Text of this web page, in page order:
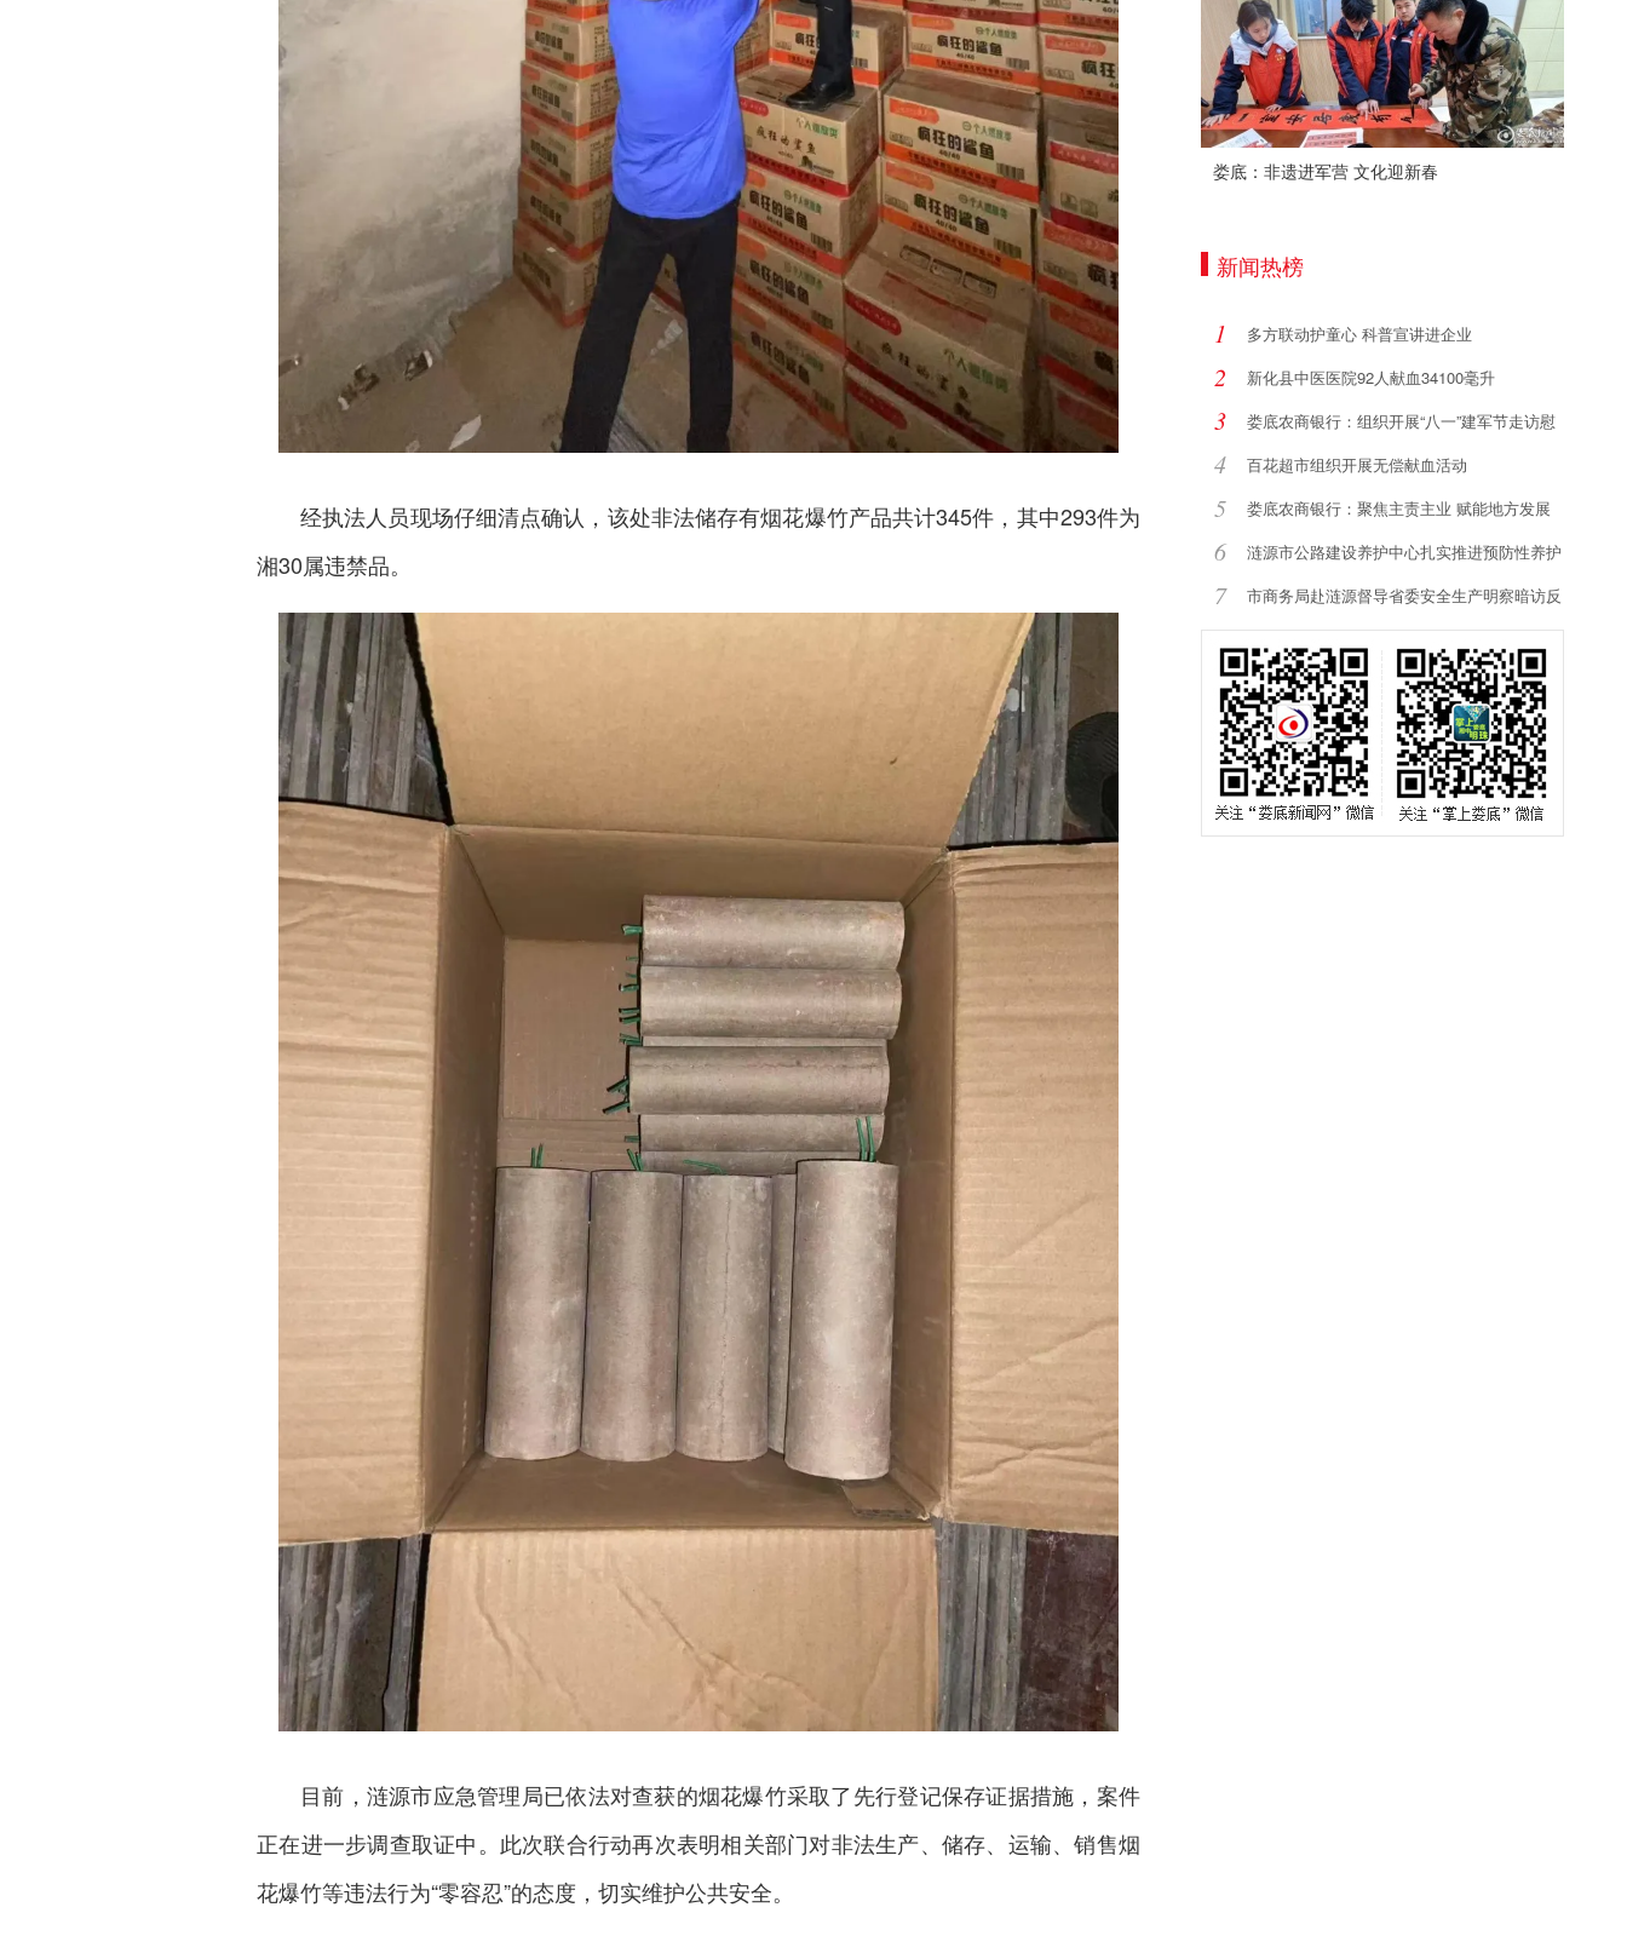
经执法人员现场仔细清点确认，该处非法储存有烟花爆竹产品共计345件，其中293件为
湘30属违禁品。
目前，涟源市应急管理局已依法对查获的烟花爆竹采取了先行登记保存证据措施，案件
正在进一步调查取证中。此次联合行动再次表明相关部门对非法生产、储存、运输、销售烟
花爆竹等违法行为“零容忍”的态度，切实维护公共安全。
娄底：非遗进军营 文化迎新春
新闻热榜
1 多方联动护童心 科普宣讲进企业
2 新化县中医医院92人献血34100毫升
3 娄底农商银行：组织开展“八一”建军节走访慰
4 百花超市组织开展无偿献血活动
5 娄底农商银行：聚焦主责主业 赋能地方发展
6
涟源市公路建设养护中心扎实推进预防性养护
提7
市商务局赴涟源督导省委安全生产明察暗访反
馈